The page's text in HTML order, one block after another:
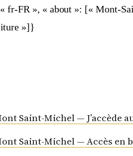
fr-FR », « about »: [« Mont-
»]}
Saint-Michel — J’accède
Saint-Michel — Accès en